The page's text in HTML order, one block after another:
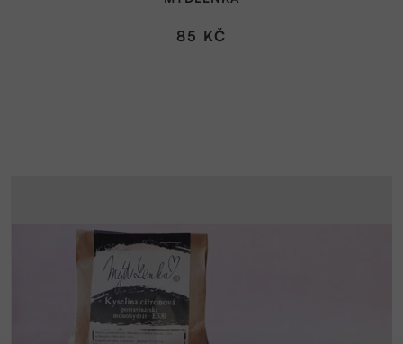
85 KČ